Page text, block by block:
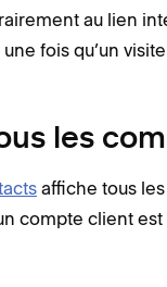
au lien
fois qu’un
les
affiche tous
compte client